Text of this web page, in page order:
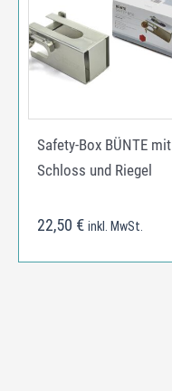
Safety-Box BÜNTE mit
Schloss und Riegel
22,50 € inkl. MwSt.